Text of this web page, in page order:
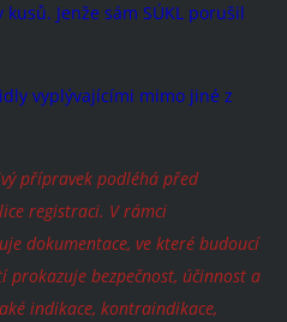
Jenže sám SÚKL porušil
vyplývajícími mimo jiné z
přípravek podléhá před
registraci. V rámci
dokumentace, ve které budoucí
bezpečnost, účinnost a
indikace, kontraindikace,